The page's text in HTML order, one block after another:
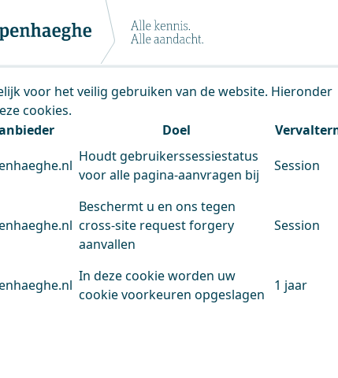
gebruik van cookies
doen we om het gebruik van de website te
voor het veilig gebruiken van de website. Hieronder
cookies.
Doel
Houdt gebruikerssessiestatus
voor alle pagina-aanvragen bij
Session
Beschermt u en ons tegen
cross-site request forgery
aanvallen
Session
In deze cookie worden uw
cookie voorkeuren opgeslagen
1 jaar